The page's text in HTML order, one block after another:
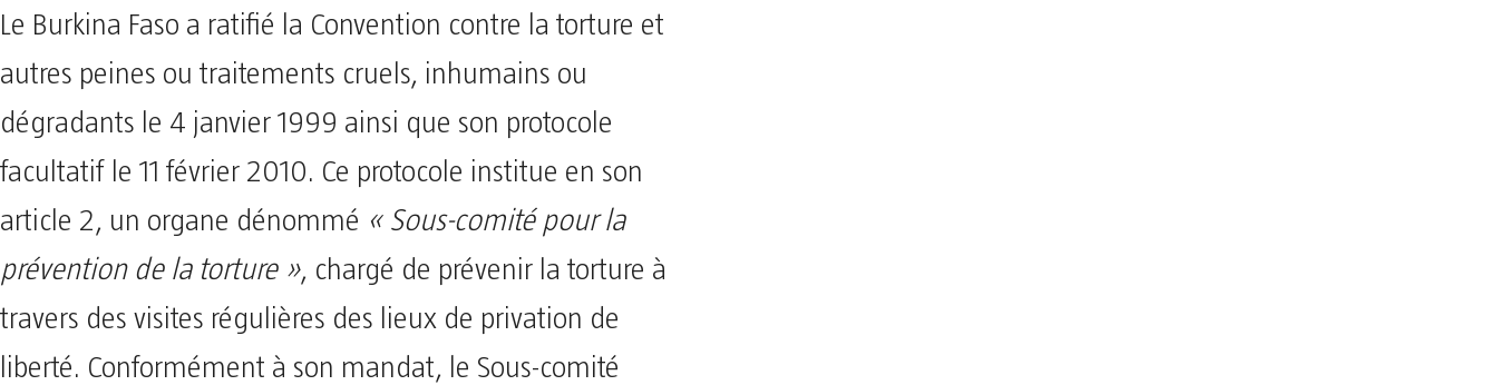
Le Burkina Faso a ratifié la Convention contre la torture et
autres peines ou traitements cruels, inhumains ou
dégradants le 4 janvier 1999 ainsi que son protocole
facultatif le 11 février 2010. Ce protocole institue en son
article 2, un organe dénommé « Sous-comité pour la
prévention de la torture », chargé de prévenir la torture à
travers des visites régulières des lieux de privation de
liberté. Conformément à son mandat, le Sous-comité